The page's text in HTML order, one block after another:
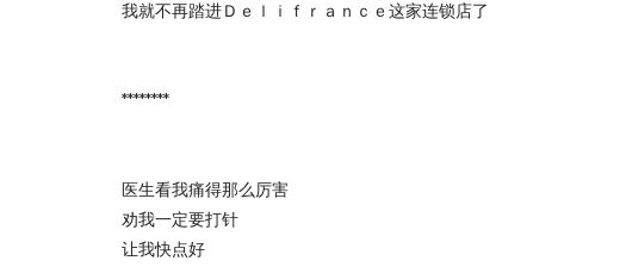
我就不再踏进Ｄｅｌｉｆｒａｎｃｅ这家连锁店了
********
医生看我痛得那么厉害
劝我一定要打针
让我快点好